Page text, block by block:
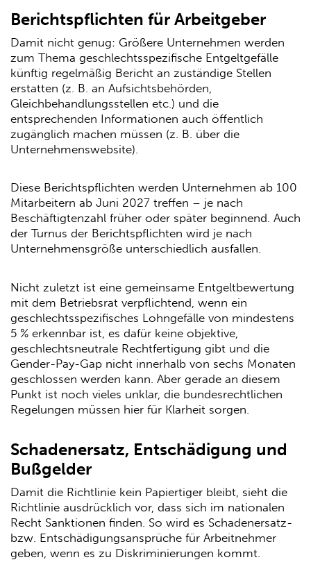
Berichtspflichten für Arbeitgeber
Damit nicht genug: Größere Unternehmen werden
zum Thema geschlechtsspezifische Entgeltgefälle
künftig regelmäßig Bericht an zuständige Stellen
erstatten (z. B. an Aufsichtsbehörden,
Gleichbehandlungsstellen etc.) und die
entsprechenden Informationen auch öffentlich
zugänglich machen müssen (z. B. über die
Unternehmenswebsite).
Diese Berichtspflichten werden Unternehmen ab 100
Mitarbeitern ab Juni 2027 treffen – je nach
Beschäftigtenzahl früher oder später beginnend. Auch
der Turnus der Berichtspflichten wird je nach
Unternehmensgröße unterschiedlich ausfallen.
Nicht zuletzt ist eine gemeinsame Entgeltbewertung
mit dem Betriebsrat verpflichtend, wenn ein
geschlechtsspezifisches Lohngefälle von mindestens
5 % erkennbar ist, es dafür keine objektive,
geschlechtsneutrale Rechtfertigung gibt und die
Gender-Pay-Gap nicht innerhalb von sechs Monaten
geschlossen werden kann. Aber gerade an diesem
Punkt ist noch vieles unklar, die bundesrechtlichen
Regelungen müssen hier für Klarheit sorgen.
Schadenersatz, Entschädigung und
Bußgelder
Damit die Richtlinie kein Papiertiger bleibt, sieht die
Richtlinie ausdrücklich vor, dass sich im nationalen
Recht Sanktionen finden. So wird es Schadenersatz-
bzw. Entschädigungsansprüche für Arbeitnehmer
geben, wenn es zu Diskriminierungen kommt.